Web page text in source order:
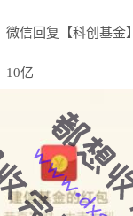
微信回复【科创基
10亿